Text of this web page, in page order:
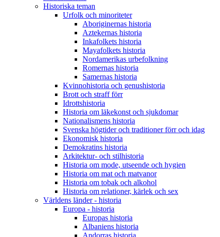
Historiska teman
Urfolk och minoriteter
Aboriginernas historia
Aztekernas historia
Inkafolkets historia
Mayafolkets historia
Nordamerikas urbefolkning
Romernas historia
Samernas historia
Kvinnohistoria och genushistoria
Brott och straff förr
Idrottshistoria
Historia om läkekonst och sjukdomar
Nationalismens historia
Svenska högtider och traditioner förr och idag
Ekonomisk historia
Demokratins historia
Arkitektur- och stilhistoria
Historia om mode, utseende och hygien
Historia om mat och matvanor
Historia om tobak och alkohol
Historia om relationer, kärlek och sex
Världens länder - historia
Europa - historia
Europas historia
Albaniens historia
Andorras historia